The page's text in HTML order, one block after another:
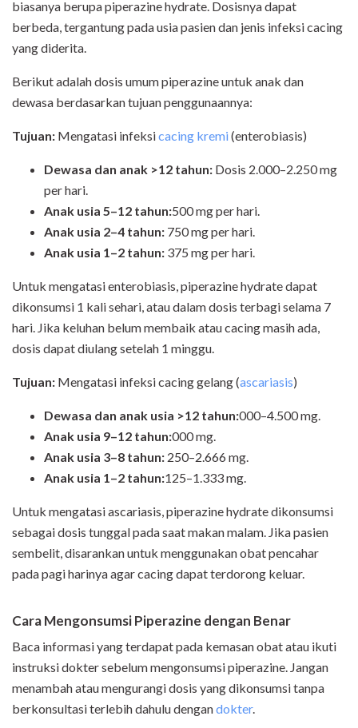
biasanya berupa piperazine hydrate. Dosisnya dapat
berbeda, tergantung pada usia pasien dan jenis infeksi cacing
yang diderita.
Berikut adalah dosis umum piperazine untuk anak dan
dewasa berdasarkan tujuan penggunaannya:
Tujuan: Mengatasi infeksicacing kremi(enterobiasis)
Dewasa dan anak >12 tahun: Dosis 2.000–2.250 mg
per hari.
Anak usia 5–12 tahun:500 mg per hari.
Anak usia 2–4 tahun: 750 mg per hari.
Anak usia 1–2 tahun: 375 mg per hari.
Untuk mengatasi enterobiasis, piperazine hydrate dapat
dikonsumsi 1 kali sehari, atau dalam dosis terbagi selama 7
hari. Jika keluhan belum membaik atau cacing masih ada,
dosis dapat diulang setelah 1 minggu.
Tujuan: Mengatasi infeksi cacing gelang (ascariasis)
Dewasa dan anak usia >12 tahun:000–4.500 mg.
Anak usia 9–12 tahun:000 mg.
Anak usia 3–8 tahun: 250–2.666 mg.
Anak usia 1–2 tahun:125–1.333 mg.
Untuk mengatasi ascariasis, piperazine hydrate dikonsumsi
sebagai dosis tunggal pada saat makan malam. Jika pasien
sembelit, disarankan untuk menggunakan obat pencahar
pada pagi harinya agar cacing dapat terdorong keluar.
CaraMengonsumsiPiperazine dengan Benar
Baca informasi yang terdapat pada kemasan obat atau ikuti
instruksi dokter sebelum mengonsumsi piperazine. Jangan
menambah atau mengurangi dosis yang dikonsumsi tanpa
berkonsultasi terlebih dahulu dengandokter.